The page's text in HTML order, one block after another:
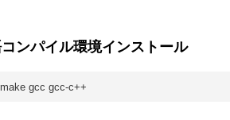
ンパイル環境インストール